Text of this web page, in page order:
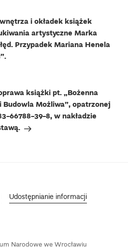
i okładek książek
artystyczne Marka
Przypadek Mariana Henela
książki pt. „Bożenna
Możliwa”, opatrzonej
66788-39-8, w nakładzie
Udostępnianie informacji
Narodowe we Wrocławiu